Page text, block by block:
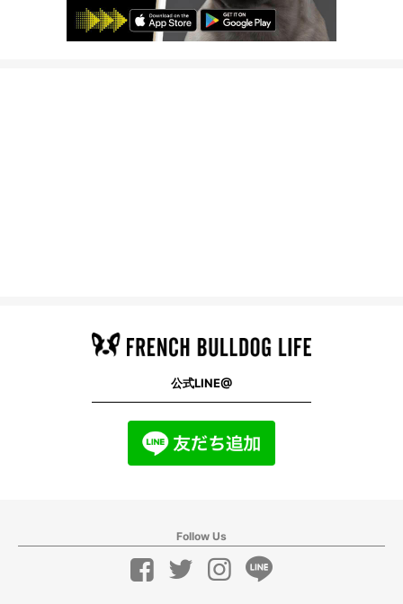
公式LINE@
Follow Us